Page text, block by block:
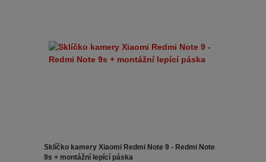
Sklíčko kamery Xiaomi Redmi Note 9 - Redmi Note
9s + montážní lepící páska